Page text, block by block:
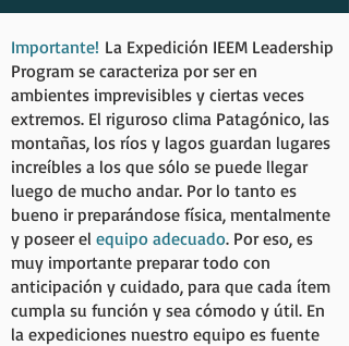
Importante! La Expedición IEEM Leadership
Program se caracteriza por ser en
ambientes imprevisibles y ciertas veces
extremos. El riguroso clima Patagónico, las
montañas, los ríos y lagos guardan lugares
increíbles a los que sólo se puede llegar
luego de mucho andar. Por lo tanto es
bueno ir preparándose física, mentalmente
y poseer el equipo adecuado. Por eso, es
muy importante preparar todo con
anticipación y cuidado, para que cada ítem
cumpla su función y sea cómodo y útil. En
la expediciones nuestro equipo es fuente